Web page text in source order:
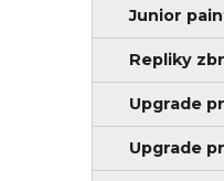
Junior
Repliky
Upgrade
Upgrade